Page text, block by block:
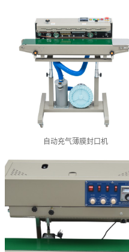
自动充气薄膜封口机